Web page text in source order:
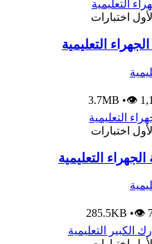
اختبارات
التعليمية
3.7MB •👁
اختبارات
التعليمية
285.5KB •👁